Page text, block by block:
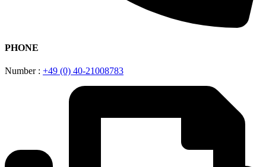
PHONE
Number : +49 (0) 40-21008783